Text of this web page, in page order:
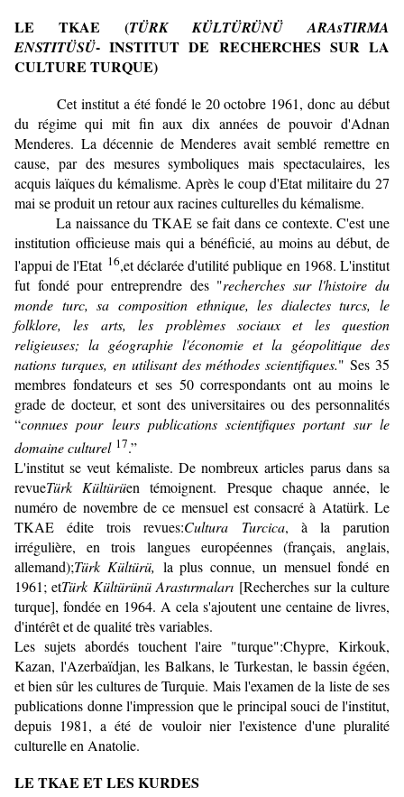
LE TKAE (TÜRK KÜLTÜRÜNÜ ARAsTIRMA
ENSTITÜSÜ- INSTITUT DE RECHERCHES SUR LA
CULTURE TURQUE)
Cet institut a été fondé le 20 octobre 1961, donc au début
du régime qui mit fin aux dix années de pouvoir d'Adnan
Menderes. La décennie de Menderes avait semblé remettre en
cause, par des mesures symboliques mais spectaculaires, les
acquis laïques du kémalisme. Après le coup d'Etat militaire du 27
mai se produit un retour aux racines culturelles du kéma­lisme.
La naissance du TKAE se fait dans ce contexte. C'est une
institution officieuse mais qui a bénéficié, au moins au début, de
l'appui de l'Etat 16,et déclarée d'utilité publique en 1968. L'institut
fut fondé pour entreprendre des "recherches sur l'histoire du
monde turc, sa composition ethnique, les dialectes turcs, le
folklore, les arts, les problèmes sociaux et les question
religieuses; la géographie l'économie et la géopolitique des
nations turques, en utilisant des méthodes scientifiques." Ses 35
membres fondateurs et ses 50 correspondants ont au moins le
grade de docteur, et sont des universi­taires ou des personnalités
“connues pour leurs publications scientifiques portant sur le
domaine culturel 17.”
L'institut se veut kémaliste. De nombreux articles parus dans sa
revueTürk Kültürüen témoignent. Presque chaque année, le
numéro de novembre de ce mensuel est consacré à Atatürk. Le
TKAE édite trois revues:Cultura Turcica, à la parution
irrégulière, en trois langues européennes (français, anglais,
allemand);Türk Kültürü, la plus connue, un mensuel fondé en
1961; etTürk Kültürünü Arastırmaları [Recherches sur la culture
turque], fondée en 1964. A cela s'ajoutent une centaine de livres,
d'intérêt et de qualité très variables.
Les sujets abordés touchent l'aire "turque":Chypre, Kirkouk,
Kazan, l'Azerbaïdjan, les Balkans, le Turkestan, le bassin égéen,
et bien sûr les cultures de Turquie. Mais l'examen de la liste de ses
publications donne l'impression que le principal souci de l'institut,
depuis 1981, a été de vouloir nier l'existence d'une pluralité
culturelle en Anatolie.
LE TKAE ET LES KURDES